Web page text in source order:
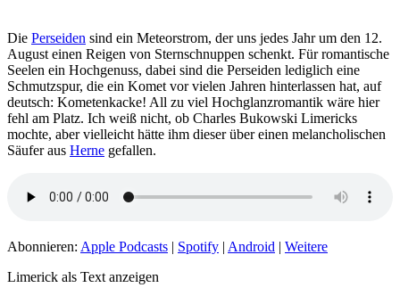
Die Perseiden sind ein Meteorstrom, der uns jedes Jahr um den 12.
August einen Reigen von Sternschnuppen schenkt. Für romantische
Seelen ein Hochgenuss, dabei sind die Perseiden lediglich eine
Schmutzspur, die ein Komet vor vielen Jahren hinterlassen hat, auf
deutsch: Kometenkacke! All zu viel Hochglanzromantik wäre hier
fehl am Platz. Ich weiß nicht, ob Charles Bukowski Limericks
mochte, aber vielleicht hätte ihm dieser über einen melancholischen
Säufer aus Herne gefallen.
Abonnieren: Apple Podcasts | Spotify | Android | Weitere
Limerick als Text anzeigen